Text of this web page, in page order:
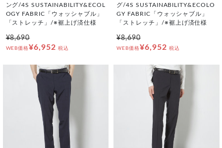
ング/4S SUSTAINABILITY&ECOL
OGY FABRIC「ウォッシャブル」
「ストレッチ」/※裾上げ済仕様
¥8,690
WEB価格¥6,952 税込
グ/4S SUSTAINABILITY&ECOLO
GY FABRIC「ウォッシャブル」
「ストレッチ」/※裾上げ済仕様
¥8,690
WEB価格¥6,952 税込